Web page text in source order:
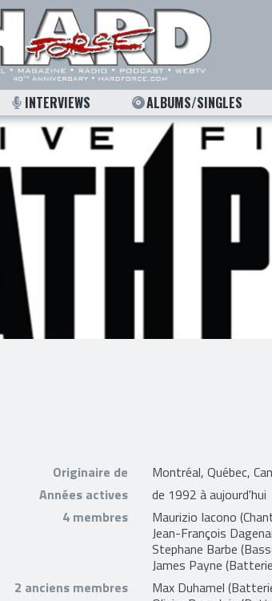
INTERVIEWS ALBUMS/SINGLES
Originaire de
Montréal, Québec,
Années actives
de 1992 à aujourd'hui
4 membres
Maurizio Iacono
Jean-François
Stephane Barbe
James Payne
2 anciens membres
Max Duhamel